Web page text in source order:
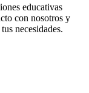
educativas
con nosotros y
necesidades.